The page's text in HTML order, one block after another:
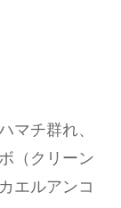
マチ群れ、
（クリーン
エルアンコ